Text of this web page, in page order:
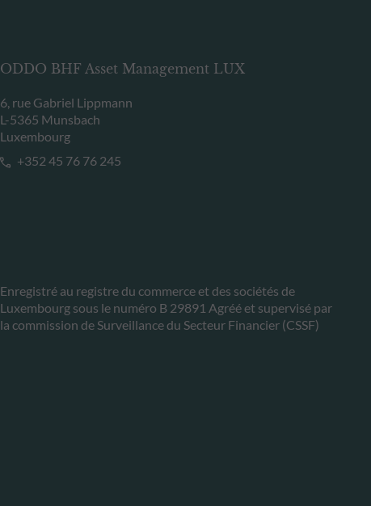
ODDO BHF Asset Management LUX
6, rue Gabriel Lippmann
L-5365 Munsbach
Luxembourg
+352 45 76 76 245
Enregistré au registre du commerce et des sociétés de
Luxembourg sous le numéro B 29891 Agréé et supervisé par
la commission de Surveillance du Secteur Financier (CSSF)